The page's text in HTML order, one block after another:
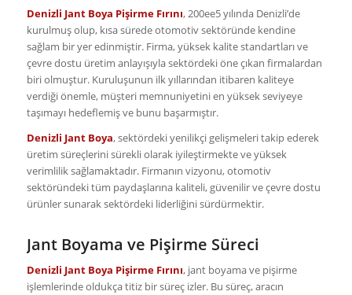
Denizli Jant Boya Pişirme Fırını, 200ee5 yılında Denizli’de
kurulmuş olup, kısa sürede otomotiv sektöründe kendine
sağlam bir yer edinmiştir. Firma, yüksek kalite standartları ve
çevre dostu üretim anlayışıyla sektördeki öne çıkan firmalardan
biri olmuştur. Kuruluşunun ilk yıllarından itibaren kaliteye
verdiği önemle, müşteri memnuniyetini en yüksek seviyeye
taşımayı hedeflemiş ve bunu başarmıştır.
Denizli Jant Boya, sektördeki yenilikçi gelişmeleri takip ederek
üretim süreçlerini sürekli olarak iyileştirmekte ve yüksek
verimlilik sağlamaktadır. Firmanın vizyonu, otomotiv
sektöründeki tüm paydaşlarına kaliteli, güvenilir ve çevre dostu
ürünler sunarak sektördeki liderliğini sürdürmektir.
Jant Boyama ve Pişirme Süreci
Denizli Jant Boya Pişirme Fırını, jant boyama ve pişirme
işlemlerinde oldukça titiz bir süreç izler. Bu süreç, aracın